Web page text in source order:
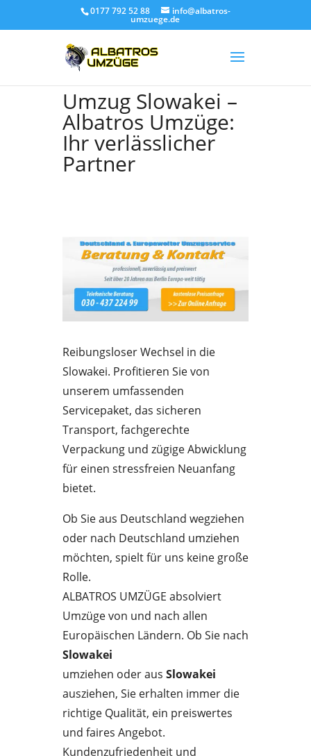
0177 792 52 88 info@albatros-
umzuege.de
Umzug Slowakei –
Albatros Umzüge:
Ihr verlässlicher
Partner
Reibungsloser Wechsel in die
Slowakei. Profitieren Sie von
unserem umfassenden
Servicepaket, das sicheren
Transport, fachgerechte
Verpackung und zügige Abwicklung
für einen stressfreien Neuanfang
bietet.
Ob Sie aus Deutschland wegziehen
oder nach Deutschland umziehen
möchten, spielt für uns keine große
Rolle.
ALBATROS UMZÜGE absolviert
Umzüge von und nach allen
Europäischen Ländern. Ob Sie nach
Slowakei
umziehen oder aus Slowakei
ausziehen, Sie erhalten immer die
richtige Qualität, ein preiswertes
und faires Angebot.
Kundenzufriedenheit und